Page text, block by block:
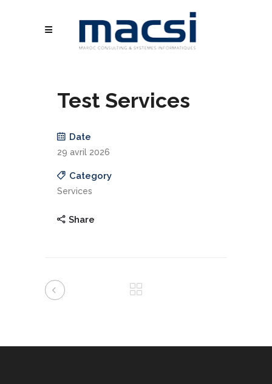
Test Services
Date
29 avril 2026
Category
Services
Share